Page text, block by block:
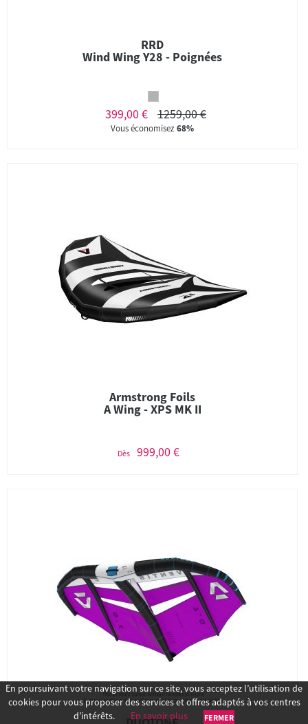
RRD
Wind Wing Y28 - Poignées
399,00 € 1259,00 €
Vous économisez68%
Armstrong Foils
A Wing - XPS MK II
Dès 999,00 €
En poursuivant votre navigation sur ce site, vous acceptez l’utilisation de
cookies pour vous proposer des services et offres adaptés à vos centres
d’intérêts.
En savoir plus FERMER